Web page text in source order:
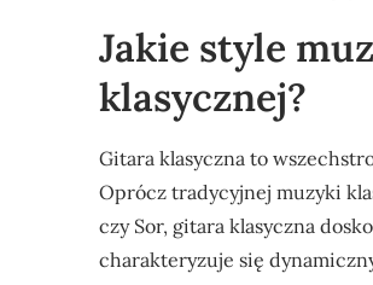
Jakie style
klasycznej?
Gitara klasyczna to
Oprócz tradycyjnej muzyki
czy Sor, gitara klasyczna
charakteryzuje się